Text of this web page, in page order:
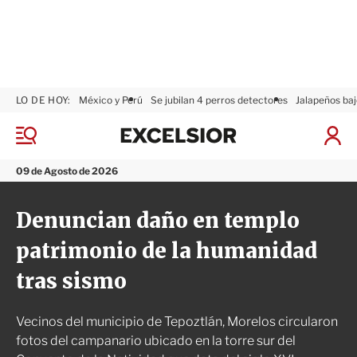
M
n
ú
09 de Agosto de 2026
LO DE HOY: México y Perú Se jubilan 4 perros detectores Jalapeños
I
n
x
l
i
o
r
Denuncian daño en templo
patrimonio de la humanidad
tras sismo
Vecinos del municipio de Tepoztlán, Morelos circularon
fotos del campanario ubicado en la torre sur del